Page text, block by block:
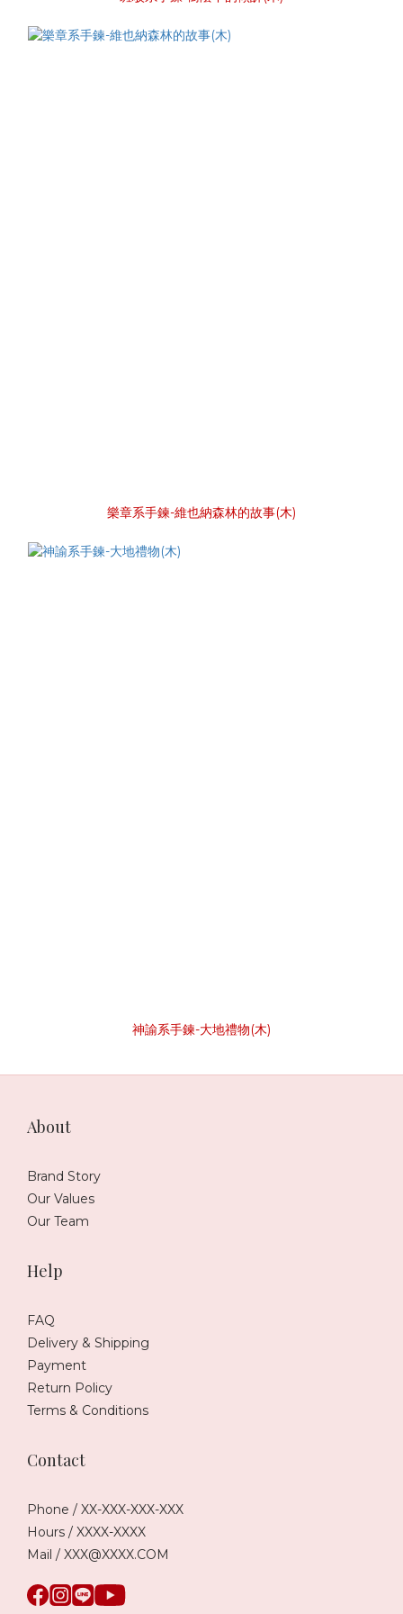
樂章系手鍊-維也納森林的故事(木)
神諭系手鍊-大地禮物(木)
About
Brand Story
Our Values
Our Team
Help
FAQ
Delivery & Shipping
Payment
Return Policy
Terms & Conditions
Contact
Phone / XX-XXX-XXX-XXX
Hours / XXXX-XXXX
Mail / XXX@XXXX.COM